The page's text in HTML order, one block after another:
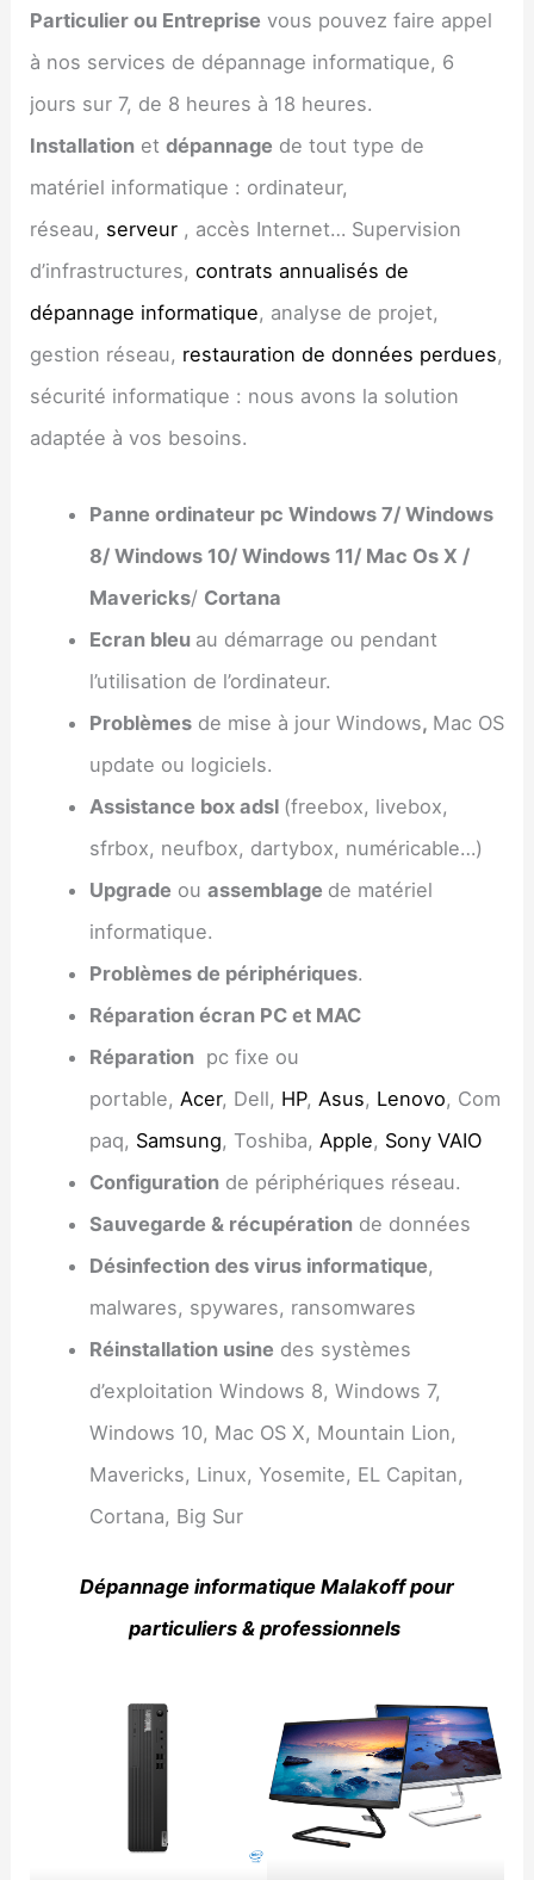
Particulier ou Entreprise vous pouvez faire appel
à nos services de dépannage informatique, 6
jours sur 7, de 8 heures à 18 heures.
Installation etdépannage de tout type de
matériel informatique : ordinateur,
réseau, serveur , accès Internet… Supervision
d’infrastructures, contrats annualisés de
dépannage informatique, analyse de projet,
gestion réseau, restauration de données perdues,
sécurité informatique : nous avons la solution
adaptée à vos besoins.
Panne ordinateur pc Windows 7/ Windows
8/ Windows 10/ Windows 11/ Mac Os X /
Mavericks/ Cortana
Ecran bleu au démarrage ou pendant
l’utilisation de l’ordinateur.
Problèmesde mise à jour Windows, Mac OS
update ou logiciels.
Assistance box adsl (freebox, livebox,
sfrbox, neufbox, dartybox, numéricable…)
Upgrade ou assemblage de matériel
informatique.
Problèmes de périphériques.
Réparation écran PC et MAC
Réparationpc fixe ou
portable, Acer, Dell, HP, Asus, Lenovo, Com
paq, Samsung, Toshiba, Apple, Sony VAIO
Configurationde périphériques réseau.
Sauvegarde & récupérationde données
Désinfection des virus informatique,
malwares, spywares, ransomwares
Réinstallation usine des systèmes
d’exploitation Windows 8, Windows 7,
Windows 10, Mac OS X, Mountain Lion,
Mavericks, Linux, Yosemite, EL Capitan,
Cortana, Big Sur
Dépannage informatique Malakoff pour
particuliers & professionnels